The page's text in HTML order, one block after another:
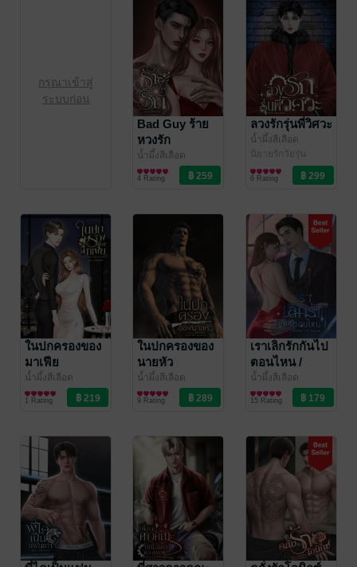
กรุณาเข้าสู่
ระบบก่อน
Bad Guy ร้าย
หวงรัก
น้ำผึ้งสีเลือด
นิยายรัก
4 Rating
ลวงรักรุ่นพี่วิศวะ
น้ำผึ้งสีเลือด
นิยายรักวัยรุ่น
6 Rating
ในปกครองของ
มาเฟีย
น้ำผึ้งสีเลือด
นิยายรัก
1 Rating
ในปกครองของ
นายหัว
น้ำผึ้งสีเลือด
นิยายรัก
9 Rating
เราเลิกรักกันไป
ตอนไหน /
Drama
น้ำผึ้งสีเลือด
นิยายชีวิต/ดรามา
15 Rating